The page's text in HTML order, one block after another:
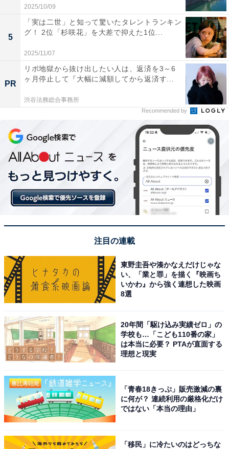
1位に輝いたのは、佐藤健さんでした。
1989年生まれの佐藤さんは、これまで数々のドラマや映
（TBS系）の恋愛ドラマでは、手の動きやタッチの表現
が印象的でした。端正な顔立ちに加え、美しい手にも色
気が感じられます。
回答者からは、「グラスハートでのピアノのシーンで綺
麗だと感じたから」（30代女性／滋賀県）、「手を動か
す時の静かな仕草に品があり、細い指と骨の浮き方が映
像で際立つから」（60代男性／埼玉県）、「佐藤健さん
の手は指が長く、細すぎず厚みも程よく、バランスが非
常に整っています。アクションシーンで刀を握る姿や、
日常的な仕草で物を持つ場面でも自然に美しさが際立ち
ます。清潔感があり、所作の丁寧さが手の美しさをさら
に引き立てていると感じます」（40代男性／北海道）な
どの声が集まりました。
2025/10/09
5
「実は二世」と知って驚いたタレントランキン
グ！ 2位「杉咲花」を大差で抑えた1位...
2025/11/07
PR
リボ地獄から抜け出したい人は、返済を3～6
ヶ月停止して『大幅に減額してから返済す...
渋谷法務総合事務所
Recommended by
注目の連載
東野圭吾や湊かなえだけじゃな
い、「業と罪」を描く『映画ち
いかわ』から強く連想した映画
8選
20年間「駆け込み実績ゼロ」の
学校も…「こども110番の家」
は本当に必要？ PTAが直面する
理想と現実
「青春18きっぷ」販売激減の裏
に何が？ 連続利用の厳格化だけ
ではない「本当の理由」
「移民」に冷たいのはどっちな